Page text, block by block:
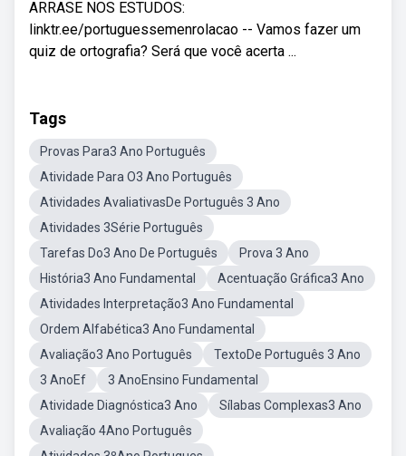
ARRASE NOS ESTUDOS:
linktr.ee/portuguessemenrolacao -- Vamos fazer um
quiz de ortografia? Será que você acerta ...
Tags
Provas Para3 Ano Português
Atividade Para O3 Ano Português
Atividades AvaliativasDe Português 3 Ano
Atividades 3Série Português
Tarefas Do3 Ano De Português
Prova 3 Ano
História3 Ano Fundamental
Acentuação Gráfica3 Ano
Atividades Interpretação3 Ano Fundamental
Ordem Alfabética3 Ano Fundamental
Avaliação3 Ano Português
TextoDe Português 3 Ano
3 AnoEf
3 AnoEnsino Fundamental
Atividade Diagnóstica3 Ano
Sílabas Complexas3 Ano
Avaliação 4Ano Português